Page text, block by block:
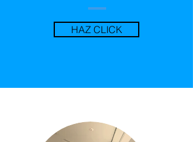
HAZ CLICK